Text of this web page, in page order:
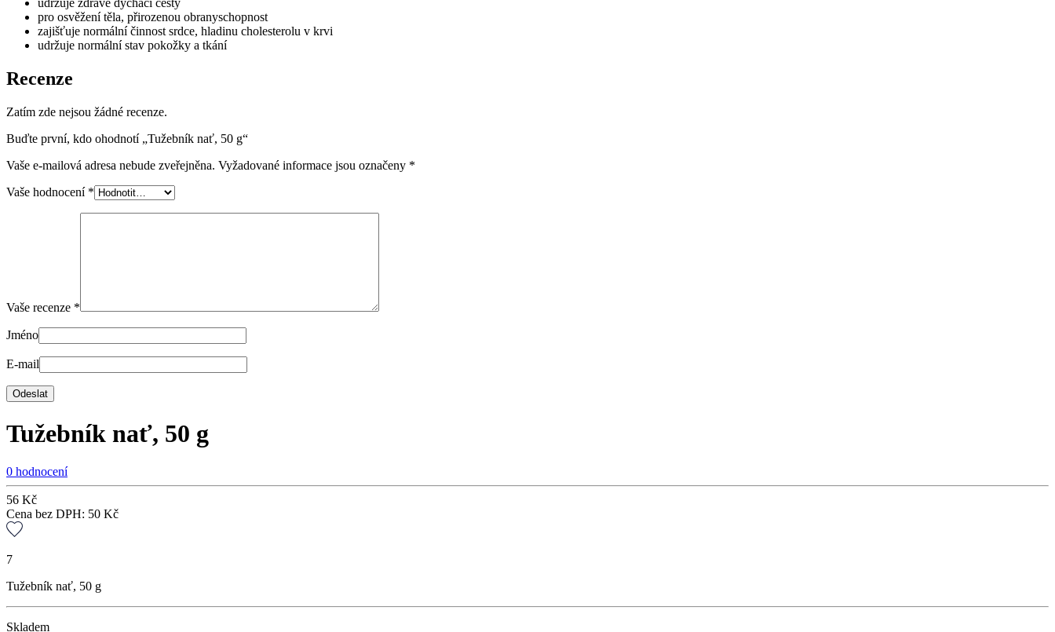
udržuje zdravé dýchací cesty
pro osvěžení těla, přirozenou obranyschopnost
zajišťuje normální činnost srdce, hladinu cholesterolu v krvi
udržuje normální stav pokožky a tkání
Recenze
Zatím zde nejsou žádné recenze.
Buďte první, kdo ohodnotí „Tužebník nať, 50 g“
Vaše e-mailová adresa nebude zveřejněna. Vyžadované informace jsou označeny *
Vaše hodnocení *
Vaše recenze *
Jméno
E-mail
Tužebník nať, 50 g
0 hodnocení
56 Kč
Cena bez DPH: 50 Kč
7
Tužebník nať, 50 g
Skladem